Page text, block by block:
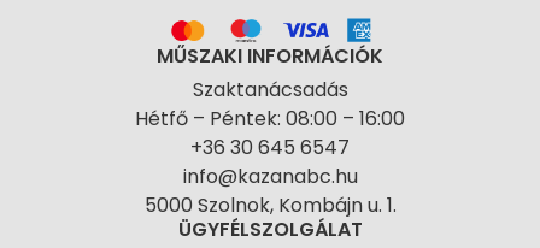
MŰSZAKI INFORMÁCIÓK
Szaktanácsadás
Hétfő – Péntek: 08:00 – 16:00
+36 30 645 6547
info@kazanabc.hu
5000 Szolnok, Kombájn u. 1.
ÜGYFÉLSZOLGÁLAT